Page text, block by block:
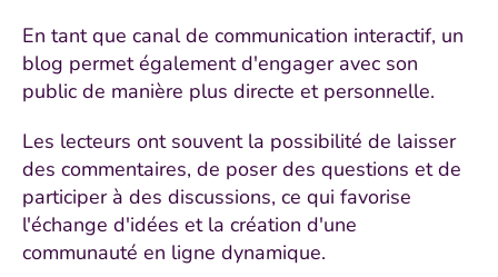
En tant que canal de communication interactif, un
blog permet également d'engager avec son
public de manière plus directe et personnelle.
Les lecteurs ont souvent la possibilité de laisser
des commentaires, de poser des questions et de
participer à des discussions, ce qui favorise
l'échange d'idées et la création d'une
communauté en ligne dynamique.